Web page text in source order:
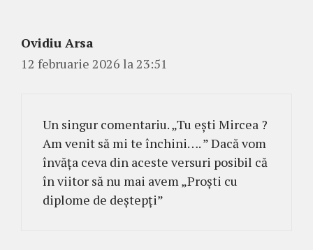
Ovidiu Arsa
12 februarie 2026 la 23:51
Un singur comentariu. „Tu ești Mircea ?
Am venit să mi te închini…. ” Dacă vom
învăța ceva din aceste versuri posibil că
în viitor să nu mai avem „Proști cu
diplome de deștepți”